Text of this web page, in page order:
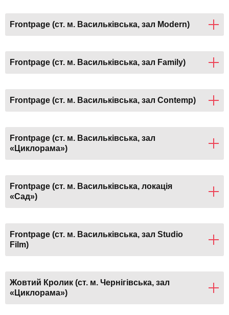
Frontpage (ст. м. Васильківська, зал Modern)
Frontpage (ст. м. Васильківська, зал Family)
Frontpage (ст. м. Васильківська, зал Contemp)
Frontpage (ст. м. Васильківська, зал
«Циклорама»)
Frontpage (ст. м. Васильківська, локація
«Сад»)
Frontpage (ст. м. Васильківська, зал Studio
Film)
Жовтий Кролик (ст. м. Чернігівська, зал
«Циклорама»)